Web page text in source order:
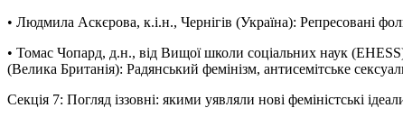
• Людмила Аскєрова, к.і.н., Чернігів (Україна): Репресовані
• Томас Чопард, д.н., від Вищої школи соціальних наук
(Велика Британія): Радянський фемінізм, антисемітське
Секція 7: Погляд іззовні: якими уявляли нові феміністські